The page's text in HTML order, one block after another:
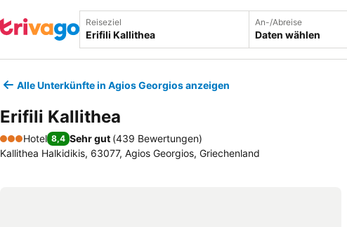
Reiseziel An-/Abreise
Daten wählen
Alle Unterkünfte in Agios Georgios anzeigen
Erifili Kallithea
3 Sterne
Hotel 8,4 Sehr gut (439 Bewertungen)
Kallithea Halkidikis, 63077, Agios Georgios, Griechenland